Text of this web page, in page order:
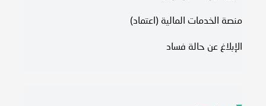
منصة الخدمات المالية (اعتماد)
الإبلاغ عن حالة فساد